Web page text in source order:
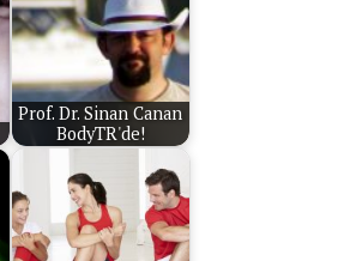
Prof. Dr. Sinan Canan
BodyTR'de!